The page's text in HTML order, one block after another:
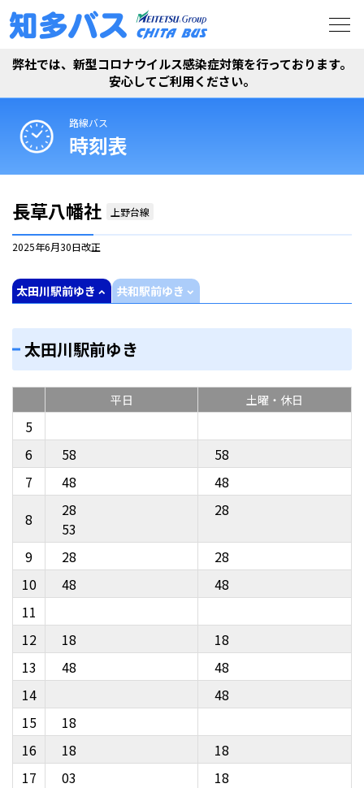
弊社では、新型コロナウイルス感染症対策を行っております。
安心してご利用ください。
路線バス
時刻表
長草八幡社 上野台線
2025年6月30日改正
太田川駅前ゆき 共和駅前ゆき
太田川駅前ゆき
平日
5
6
7
8
9
10
11
12
13
14
15
16
17
58
48
28
53
28
48
18
48
18
18
03
土曜・休日
58
48
28
28
48
18
48
48
18
18